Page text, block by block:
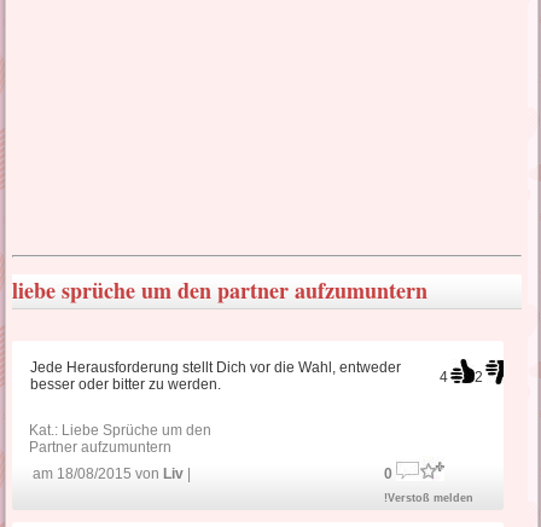
liebe sprüche um den partner aufzumuntern
4 2
Jede Herausforderung stellt Dich vor die Wahl, entweder
besser oder bitter zu werden.
Kat.: Liebe Sprüche um den
Partner aufzumuntern
am 18/08/2015 von Liv 0
!Verstoß melden